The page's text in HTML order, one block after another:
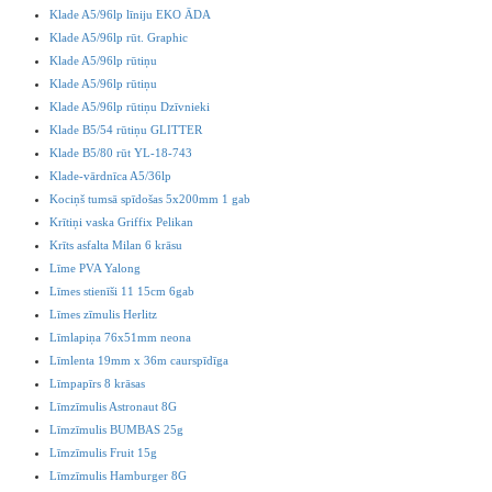
Klade A5/96lp līniju EKO ĀDA
Klade A5/96lp rūt. Graphic
Klade A5/96lp rūtiņu
Klade A5/96lp rūtiņu
Klade A5/96lp rūtiņu Dzīvnieki
Klade B5/54 rūtiņu GLITTER
Klade B5/80 rūt YL-18-743
Klade-vārdnīca A5/36lp
Kociņš tumsā spīdošas 5x200mm 1 gab
Krītiņi vaska Griffix Pelikan
Krīts asfalta Milan 6 krāsu
Līme PVA Yalong
Līmes stienīši 11 15cm 6gab
Līmes zīmulis Herlitz
Līmlapiņa 76x51mm neona
Līmlenta 19mm x 36m caurspīdīga
Līmpapīrs 8 krāsas
Līmzīmulis Astronaut 8G
Līmzīmulis BUMBAS 25g
Līmzīmulis Fruit 15g
Līmzīmulis Hamburger 8G